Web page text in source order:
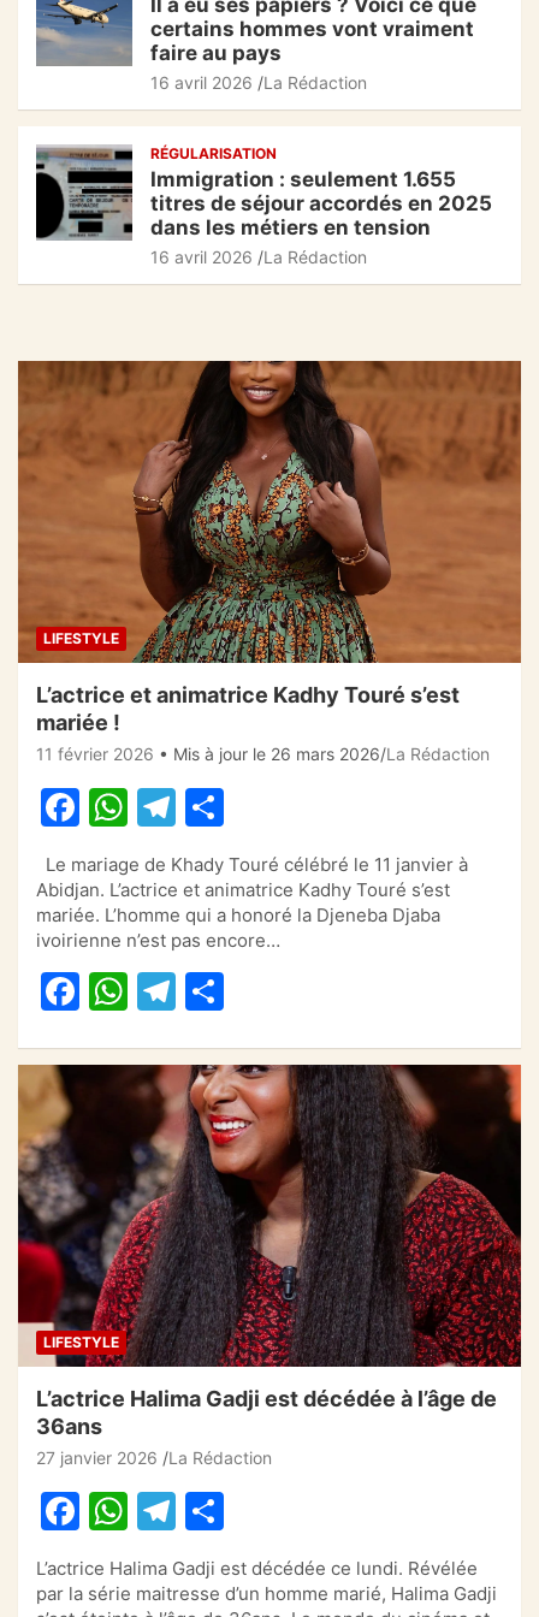
Il a eu ses papiers ? Voici ce que
certains hommes vont vraiment
faire au pays
16 avril 2026 La Rédaction
RÉGULARISATION
Immigration : seulement 1.655
titres de séjour accordés en 2025
dans les métiers en tension
16 avril 2026 La Rédaction
LIFESTYLE
L’actrice et animatrice Kadhy Touré s’est
mariée !
11 février 2026 • Mis à jour le 26 mars 2026 La Rédaction
F
c
e
b
o
o
k
W
at
s
A
p
p
T
el
e
gr
a
m
ar
ta
g
er
Le mariage de Khady Touré célébré le 11 janvier à
Abidjan. L’actrice et animatrice Kadhy Touré s’est
mariée. L’homme qui a honoré la Djeneba Djaba
ivoirienne n’est pas encore…
F
c
o
o
k
W
at
s
A
p
p
T
e
gr
a
m
ta
g
er
LIFESTYLE
L’actrice Halima Gadji est décédée à l’âge de
36ans
27 janvier 2026 La Rédaction
F
c
W
at
T
e ta
L’actrice Halima Gadji est décédée ce lundi. Révélée
par la série maitresse d’un homme marié, Halima Gadji